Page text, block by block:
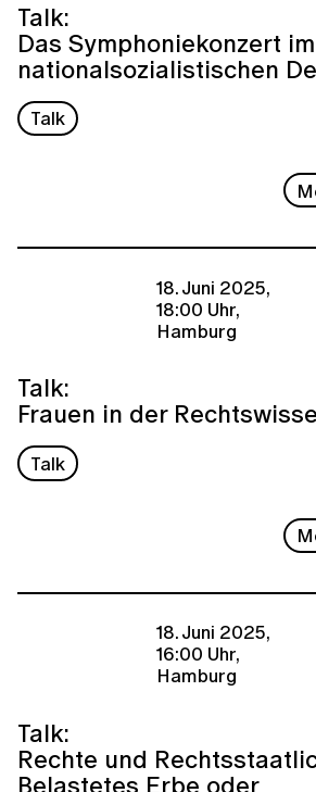
Talk:
Das Symphoniekonzert im
nationalsozialistischen
Talk
18. Juni 2025,
18:00 Uhr,
Hamburg
Talk:
Frauen in der
Talk
18. Juni 2025,
16:00 Uhr,
Hamburg
Talk:
Rechte und
Belastetes Erbe oder